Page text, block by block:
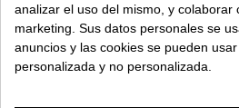
AYUDA
analizar el uso del mismo, y colaborar
marketing. Sus datos personales se
anuncios y las cookies se pueden
personalizada y no personalizada.